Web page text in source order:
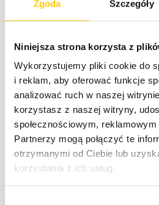
Zgoda Szczegóły
Niniejsza strona korzysta z
Wykorzystujemy pliki cookie do
i reklam, aby oferować funkcje
analizować ruch w naszej
korzystasz z naszej witryny,
społecznościowym,
Partnerzy mogą połączyć te
otrzymanymi od Ciebie lub
korzystania z ich usług.
dostosowujemy do Twoich
niezależnie od skali środowiska.